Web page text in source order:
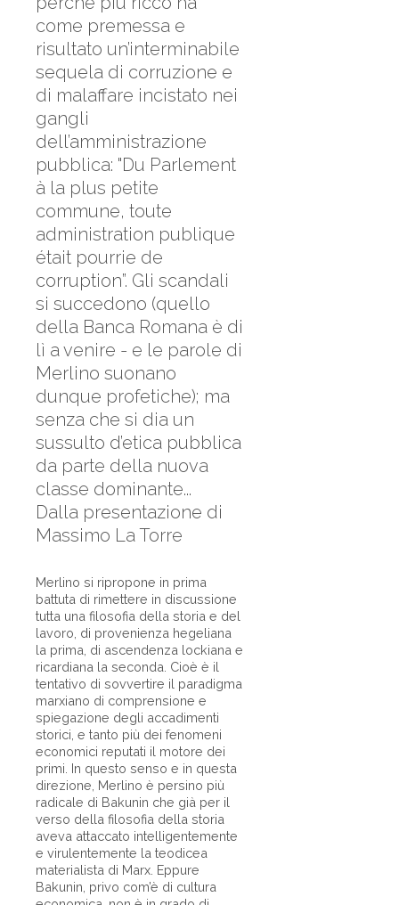
come premessa e
risultato un’interminabile
sequela di corruzione e
di malaffare incistato nei
gangli
dell’amministrazione
pubblica: "Du Parlement
à la plus petite
commune, toute
administration publique
était pourrie de
corruption”. Gli scandali
si succedono (quello
della Banca Romana è di
lì a venire - e le parole di
Merlino suonano
dunque profetiche); ma
senza che si dia un
sussulto d’etica pubblica
da parte della nuova
classe dominante...
Dalla presentazione di
Massimo La Torre
Merlino si ripropone in prima
battuta di rimettere in discussione
tutta una filosofia della storia e del
lavoro, di provenienza hegeliana
la prima, di ascendenza lockiana e
ricardiana la seconda. Cioè è il
tentativo di sovvertire il paradigma
marxiano di comprensione e
spiegazione degli accadimenti
storici, e tanto più dei fenomeni
economici reputati il motore dei
primi. In questo senso e in questa
direzione, Merlino è persino più
radicale di Bakunin che già per il
verso della filosofia della storia
aveva attaccato intelligentemente
e virulentemente la teodicea
materialista di Marx. Eppure
Bakunin, privo com’è di cultura